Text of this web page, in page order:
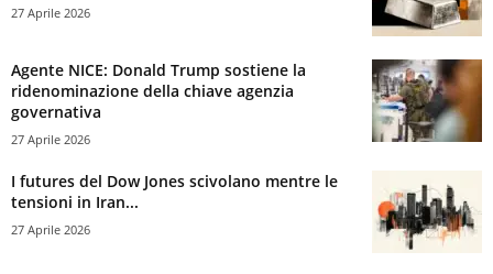
27 Aprile 2026
Agente NICE: Donald Trump sostiene la
ridenominazione della chiave agenzia
governativa
27 Aprile 2026
I futures del Dow Jones scivolano mentre le
tensioni in Iran...
27 Aprile 2026